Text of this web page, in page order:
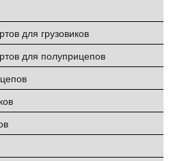
для грузовиков
для полуприцепов